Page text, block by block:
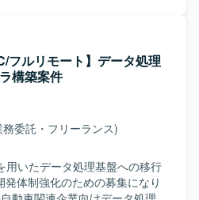
ーバ基盤の構築、サーバミドル
）の設計変更、Oracleデータベ
ップ処理の設計・設定を担当し
ム全体の観点で移行計画およ
試験・障害試験・性能試験の
番環境への移行作業まで一連
体
整理し設計や手順に落とし込
不足しているスキルについて
にキャッチアップし、着実に
ッチしたポジションです。関
フルリモート】データ処理
構築案件
務委託・フリーランス)
用いたデータ処理基盤への移行
体制強化のための募集になり